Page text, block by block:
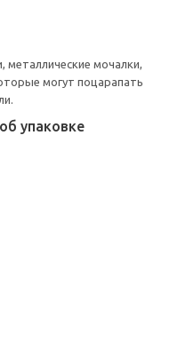
мочалки,
могут поцарапать
упаковке